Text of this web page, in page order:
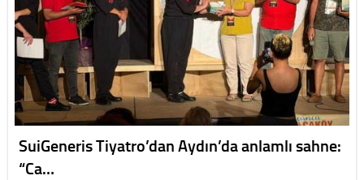
SuiGeneris Tiyatro’dan Aydın’da anlamlı sahne:
“Ca…